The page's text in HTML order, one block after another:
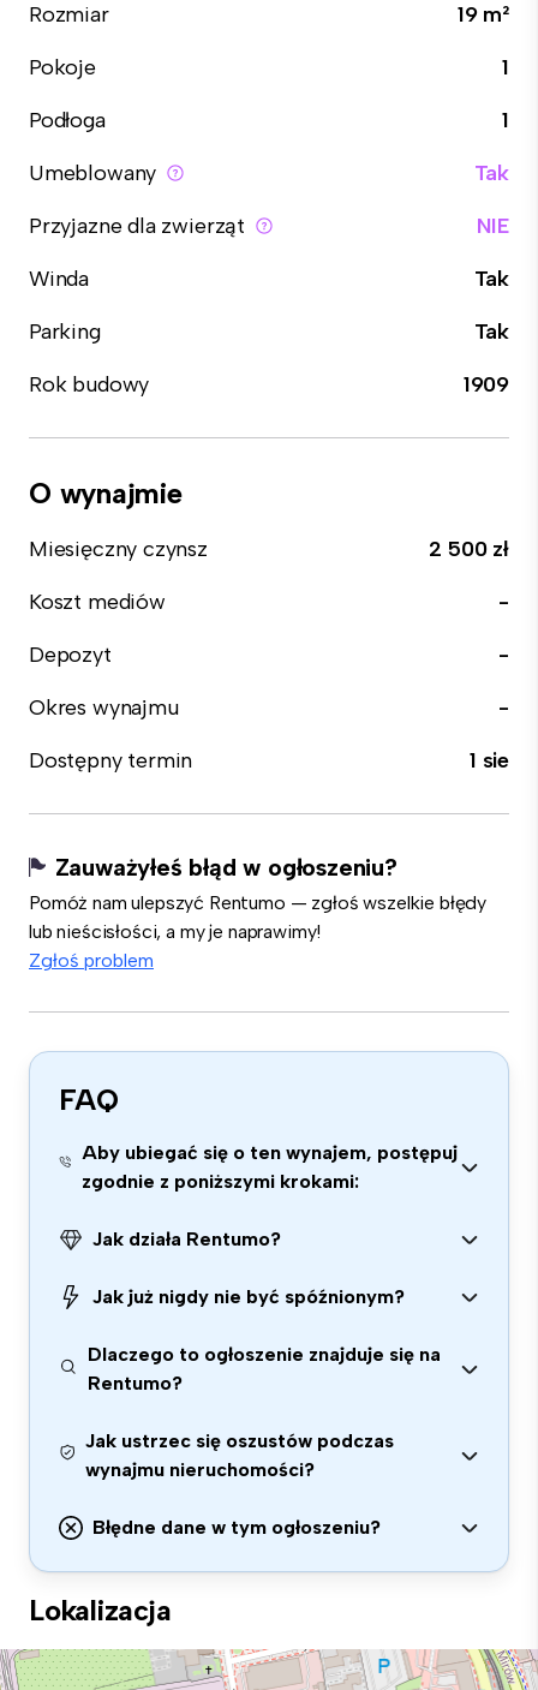
Rozmiar
19 m²
Pokoje
1
Podłoga
1
Umeblowany
Tak
Przyjazne dla zwierząt
NIE
Winda
Tak
Parking
Tak
Rok budowy
1909
O wynajmie
Miesięczny czynsz
2 500 zł
Koszt mediów
-
Depozyt
-
Okres wynajmu
-
Dostępny termin
1 sie
Zauważyłeś błąd w ogłoszeniu?
Pomóż nam ulepszyć Rentumo — zgłoś wszelkie błędy
lub nieścisłości, a my je naprawimy!
Zgłoś problem
FAQ
Aby ubiegać się o ten wynajem, postępuj
zgodnie z poniższymi krokami:
Jak działa Rentumo?
Jak już nigdy nie być spóźnionym?
Dlaczego to ogłoszenie znajduje się na
Rentumo?
Jak ustrzec się oszustów podczas
wynajmu nieruchomości?
Błędne dane w tym ogłoszeniu?
Lokalizacja